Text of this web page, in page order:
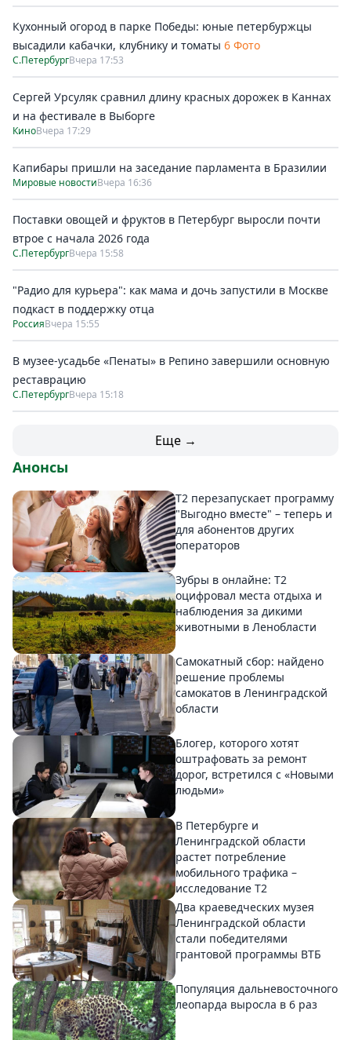
Кухонный огород в парке Победы: юные петербуржцы
высадили кабачки, клубнику и томаты 6 Фото
С.ПетербургВчера 17:53
Сергей Урсуляк сравнил длину красных дорожек в Каннах
и на фестивале в Выборге
КиноВчера 17:29
Капибары пришли на заседание парламента в Бразилии
Мировые новостиВчера 16:36
Поставки овощей и фруктов в Петербург выросли почти
втрое с начала 2026 года
С.ПетербургВчера 15:58
"Радио для курьера": как мама и дочь запустили в Москве
подкаст в поддержку отца
РоссияВчера 15:55
В музее-усадьбе «Пенаты» в Репино завершили основную
реставрацию
С.ПетербургВчера 15:18
Еще →
Анонсы
Т2 перезапускает программу
"Выгодно вместе" – теперь и
для абонентов других
операторов
Зубры в онлайне: Т2
оцифровал места отдыха и
наблюдения за дикими
животными в Ленобласти
Самокатный сбор: найдено
решение проблемы
самокатов в Ленинградской
области
Блогер, которого хотят
оштрафовать за ремонт
дорог, встретился с «Новыми
людьми»
В Петербурге и
Ленинградской области
растет потребление
мобильного трафика –
исследование T2
Два краеведческих музея
Ленинградской области
стали победителями
грантовой программы ВТБ
Популяция дальневосточного
леопарда выросла в 6 раз